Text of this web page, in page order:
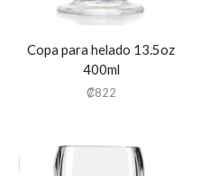
Copa para helado 13.5oz
400ml
₡822